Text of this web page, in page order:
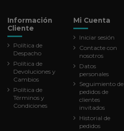
Información
Cliente
Política de
Despacho
Política de
Devoluciones y
Cambios
Política de
Términos y
Condiciones
Mi Cuenta
Iniciar sesión
Contacte con
nosotros
Datos
personales
Seguimiento de
pedidos de
clientes
invitados
Historial de
pedidos